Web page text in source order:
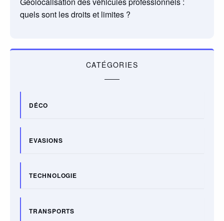
quels sont les droits et limites ?
CATÉGORIES
DÉCO
EVASIONS
TECHNOLOGIE
TRANSPORTS